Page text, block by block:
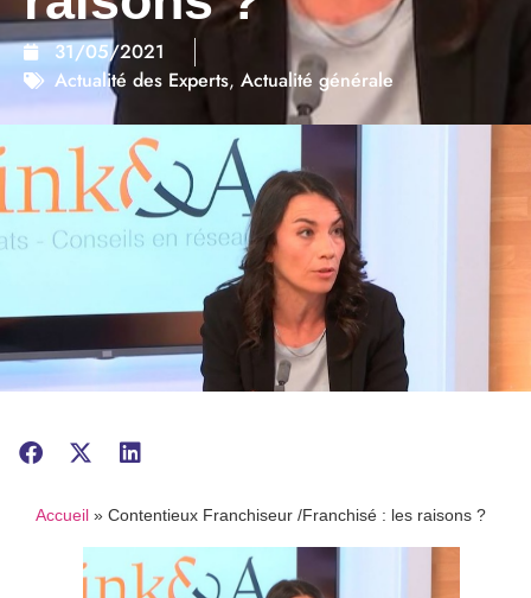
31/05/2021
Actualité des Experts, Actualité générale
Accueil » Contentieux Franchiseur /Franchisé : les raisons ?